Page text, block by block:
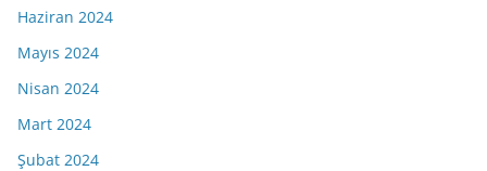
Haziran 2024
Mayıs 2024
Nisan 2024
Mart 2024
Şubat 2024